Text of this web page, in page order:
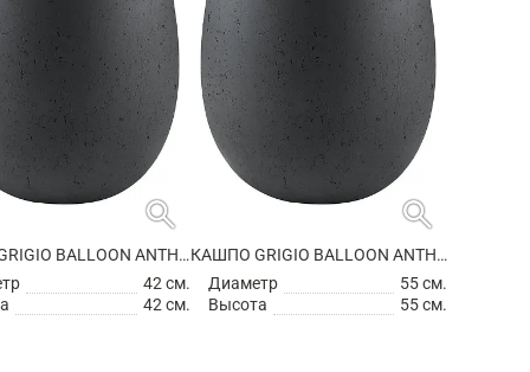
search
КАШПО GRIGIO BALLOON ANTHRACITE
42 см.
42 см.
search
КАШПО GRIGIO BALLOON ANTHRACITE
Диаметр
55 см.
Высота
55 см.